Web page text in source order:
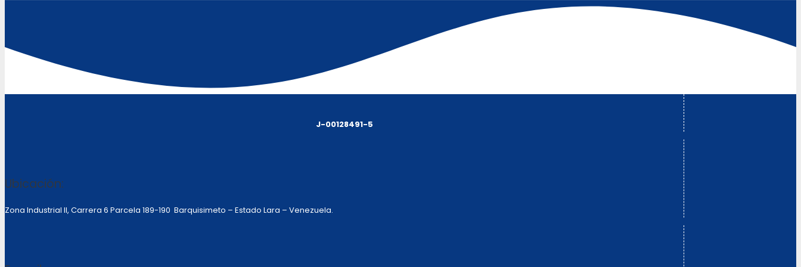
J-00128491-5
Ubicación:
Zona Industrial II, Carrera 6 Parcela 189-190 Barquisimeto – Estado Lara – Venezuela.